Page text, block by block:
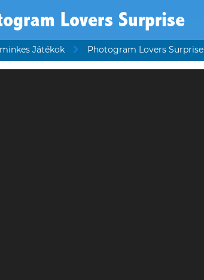
Lovers Surprise
Játékok Photogram Lovers Surprise